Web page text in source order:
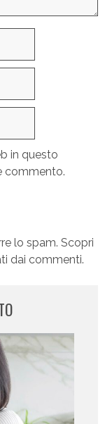
in questo
commento.
lo spam. Scopri
dai commenti.